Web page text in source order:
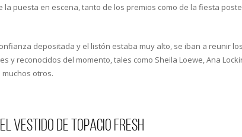
puesta en escena, tanto de los premios como de la fiesta
depositada y el listón estaba muy alto, se iban a reunir
y reconocidos del momento, tales como Sheila Loewe, Ana
muchos otros.
vestido de Topacio Fresh